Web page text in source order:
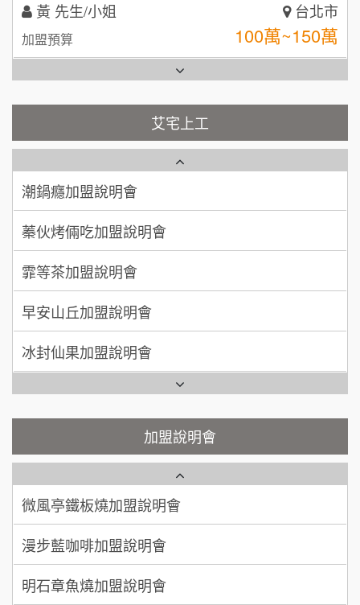
林 先生/小姐 屏東縣
加盟預算 100萬 ~ 200萬
吳 先生/小姐 屏東縣
加盟預算 100萬~200萬
周 先生/小姐 台北
加盟預算 100萬 ~150萬
徐 先生/小姐 新北市
加盟預算
何 先生/小姐
加盟預算
呂 先生/小姐
加盟預算 200萬~400萬
顏 先生/小姐 台北市
廖 先生/小姐 高雄市
加盟預算
艾宅上工
台灣G湯加盟說明會
NU PASTA義大利麵加盟說明會
潮鍋癮加盟說明會
蓁伙烤倆吃加盟說明會
霏等茶加盟說明會
早安山丘加盟說明會
冰封仙果加盟說明會
Ramble Café 漫步藍咖啡加盟說明會
微風亭鐵板燒加盟說明會
【曉妍美妝】誠徵行政櫃檯
自助洗衣店誠徵代洗收送人員(台中市)
MUSHEN徵SPA美容芳療師
日十。早午食加盟說明會
加盟說明會
藍象廷泰式火鍋加盟說明會
日十。早午食加盟說明會
上宇林加盟說明會
莫尼早餐Morni加盟說明會
手作功夫茶加盟說明會
SHARE TEA歇腳亭加盟說明會
潮味決-湯滷專門店加盟說明會
鮮茶道加盟說明會
微風亭鐵板燒加盟說明會
漫步藍咖啡加盟說明會
明石章魚燒加盟說明會
出櫃加盟說明會